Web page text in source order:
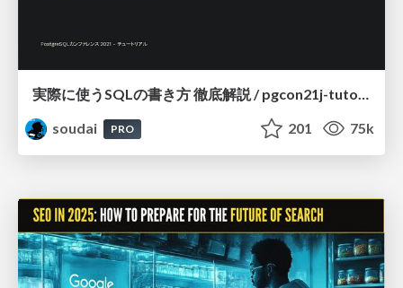
実際に使うSQLの書き方 徹底解説 / pgcon21j-tutorial
soudai
PRO 201 75k